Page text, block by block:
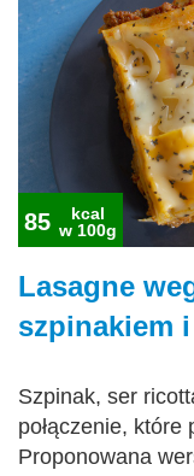
85
kcal
w 100g
Lasagne
szpinakiem
Szpinak, ser
połączenie,
Proponowana